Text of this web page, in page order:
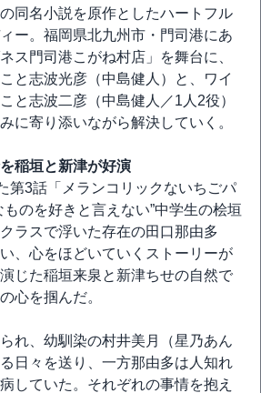
同名小説を原作としたハートフル
ー。福岡県北九州市・門司港にあ
ス門司港こがね村店」を舞台に、
と志波光彦（中島健人）と、ワイ
と志波二彦（中島健人／1人2役）
に寄り添いながら解決していく。
稲垣と新津が好演
第3話「メランコリックないちごパ
ものを好きと言えない”中学生の桧垣
ラスで浮いた存在の田口那由多
、心をほどいていくストーリーが
じた稲垣来泉と新津ちせの自然で
心を掴んだ。
れ、幼馴染の村井美月（星乃あん
日々を送り、一方那由多は人知れ
していた。それぞれの事情を抱え